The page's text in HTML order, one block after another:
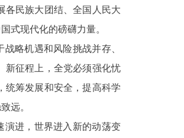
各民族大团结、全国人民大
式现代化的磅礴力量。
战略机遇和风险挑战并存、
新征程上，全党必须强化忧
统筹发展和安全，提高科学
远。
演进，世界进入新的动荡变